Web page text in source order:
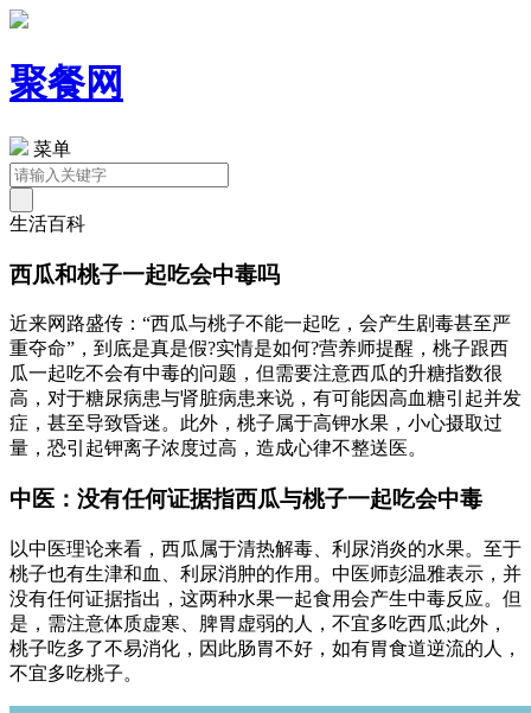
聚餐网
菜单
生活百科
西瓜和桃子一起吃会中毒吗
近来网路盛传：“西瓜与桃子不能一起吃，会产生剧毒甚至严
重夺命”，到底是真是假?实情是如何?营养师提醒，桃子跟西
瓜一起吃不会有中毒的问题，但需要注意西瓜的升糖指数很
高，对于糖尿病患与肾脏病患来说，有可能因高血糖引起并发
症，甚至导致昏迷。此外，桃子属于高钾水果，小心摄取过
量，恐引起钾离子浓度过高，造成心律不整送医。
中医：没有任何证据指西瓜与桃子一起吃会中毒
以中医理论来看，西瓜属于清热解毒、利尿消炎的水果。至于
桃子也有生津和血、利尿消肿的作用。中医师彭温雅表示，并
没有任何证据指出，这两种水果一起食用会产生中毒反应。但
是，需注意体质虚寒、脾胃虚弱的人，不宜多吃西瓜;此外，
桃子吃多了不易消化，因此肠胃不好，如有胃食道逆流的人，
不宜多吃桃子。